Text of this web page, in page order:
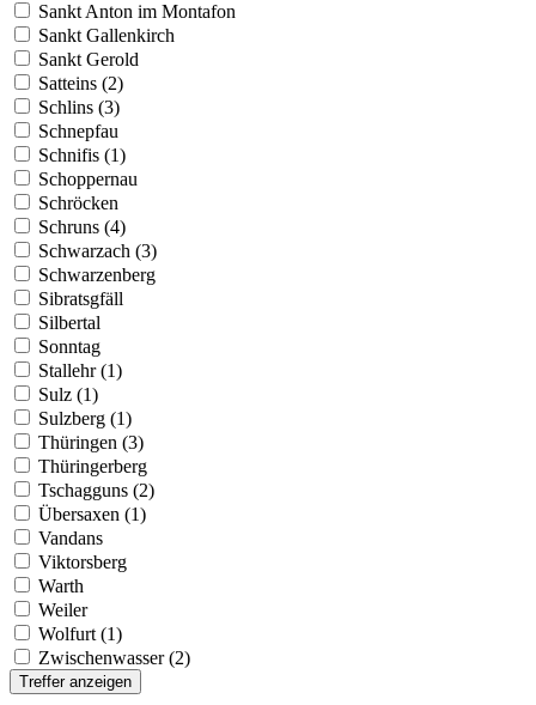
Sankt Anton im Montafon
Sankt Gallenkirch
Sankt Gerold
Satteins (2)
Schlins (3)
Schnepfau
Schnifis (1)
Schoppernau
Schröcken
Schruns (4)
Schwarzach (3)
Schwarzenberg
Sibratsgfäll
Silbertal
Sonntag
Stallehr (1)
Sulz (1)
Sulzberg (1)
Thüringen (3)
Thüringerberg
Tschagguns (2)
Übersaxen (1)
Vandans
Viktorsberg
Warth
Weiler
Wolfurt (1)
Zwischenwasser (2)
Treffer anzeigen